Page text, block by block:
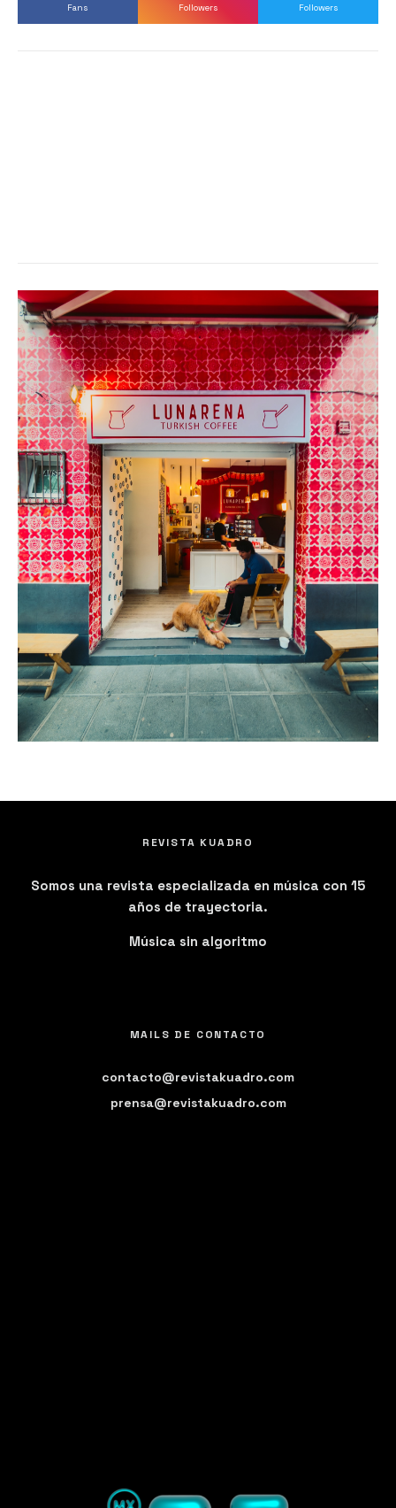
Fans Followers Followers
REVISTA KUADRO
Somos una revista especializada en música con 15
años de trayectoria.
Música sin algoritmo
MAILS DE CONTACTO
contacto@revistakuadro.com
prensa@revistakuadro.com